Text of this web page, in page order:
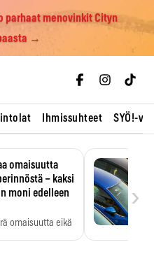
parhaat menovinkit Cityn
→
Ihmissuhteet SYÖ!-
omaisuutta
– kaksi
moni edelleen
omaisuutta eikä
›